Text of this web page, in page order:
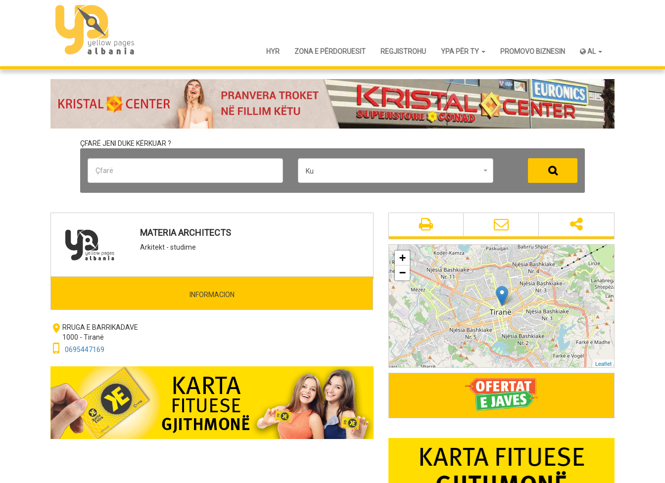
HYR ZONA E PËRDORUESIT REGJISTROHU YPA PËR TY PROMOVO BIZNESIN AL
ÇFARË JENI DUKE KËRKUAR ?
Ku
MATERIA ARCHITECTS
Arkitekt - studime
INFORMACION
room RRUGA E BARRIKADAVE
1000 - Tiranë
phone_iphone 0695447169
+
−
Leaflet